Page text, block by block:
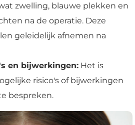
zwelling, blauwe plekken en
na de operatie. Deze
geleidelijk afnemen na
en bijwerkingen: Het is
risico's of bijwerkingen
bespreken.